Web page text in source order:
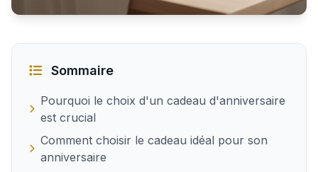
Sommaire
Pourquoi le choix d'un cadeau d'anniversaire
est crucial
Comment choisir le cadeau idéal pour son
anniversaire